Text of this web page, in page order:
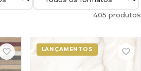
405 produtos
LANÇAMENTOS